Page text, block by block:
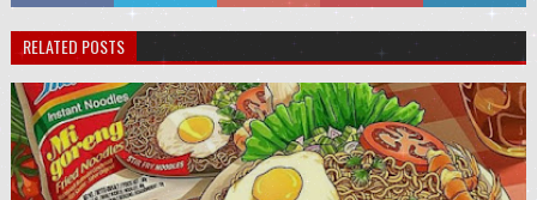
RELATED POSTS